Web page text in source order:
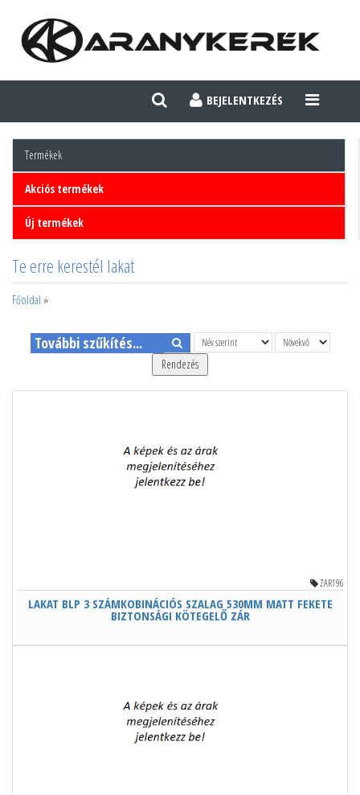
BEJELENTKEZÉS
TOGGLE
Termékek
Akciós termékek
Új termékek
Te erre kerestél lakat
Főoldal »
Rendezés
ZAR196
LAKAT BLP 3 SZÁMKOBINÁCIÓS SZALAG 530MM MATT FEKETE
BIZTONSÁGI KÖTEGELŐ ZÁR